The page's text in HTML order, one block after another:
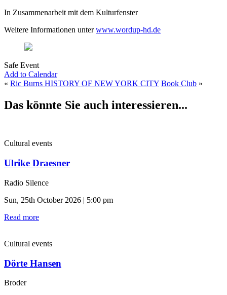
In Zusammenarbeit mit dem Kulturfenster
Weitere Informationen unterwww.wordup-hd.de
Safe Event
Add to Calendar
« Ric Burns HISTORY OF NEW YORK CITY Book Club »
Das könnte Sie auch interessieren...
Cultural events
Ulrike Draesner
Radio Silence
Sun, 25th October 2026 | 5:00 pm
Read more
Cultural events
Dörte Hansen
Broder